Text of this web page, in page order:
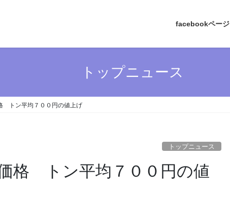
facebookページ
トップニュース
トン平均７００円の値上げ
トップニュース
格 トン平均７００円の値